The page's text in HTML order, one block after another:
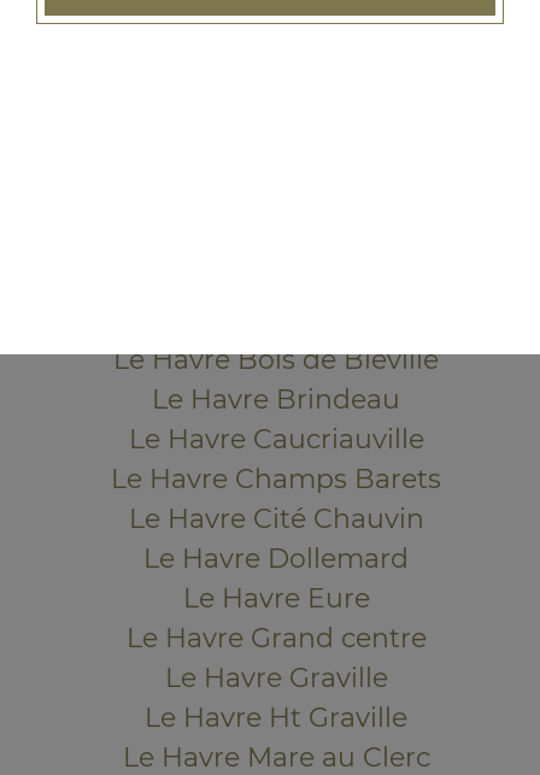
Le Havre Bois de Bléville
Le Havre Brindeau
Le Havre Caucriauville
Le Havre Champs Barets
Le Havre Cité Chauvin
Le Havre Dollemard
Le Havre Eure
Le Havre Grand centre
Le Havre Graville
Le Havre Ht Graville
Le Havre Mare au Clerc